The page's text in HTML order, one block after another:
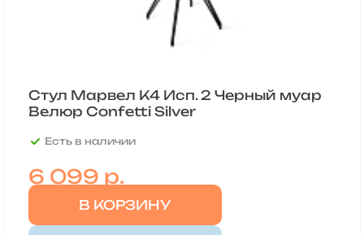
Стул Марвел К4 Исп. 2 Черный муар
Велюр Confetti Silver
Есть в наличии
6 099 р.
В КОРЗИНУ